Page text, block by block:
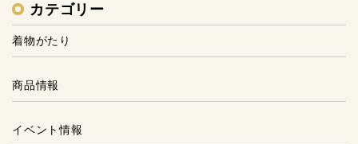
カテゴリー
着物がたり
商品情報
イベント情報